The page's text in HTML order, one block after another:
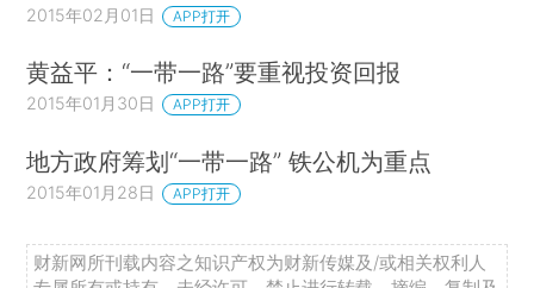
2015年02月01日 APP打开
黄益平：“一带一路”要重视投资回报
2015年01月30日 APP打开
地方政府筹划“一带一路” 铁公机为重点
2015年01月28日 APP打开
财新网所刊载内容之知识产权为财新传媒及/或相关权利人